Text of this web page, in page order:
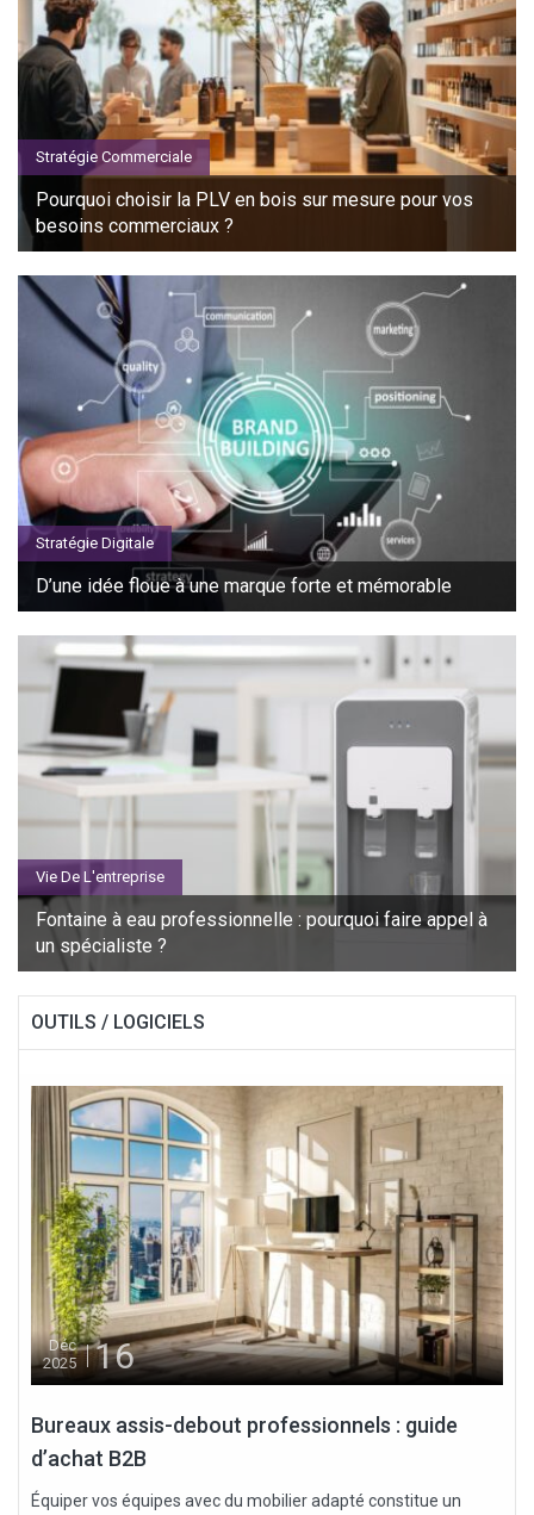
Stratégie Commerciale
Pourquoi choisir la PLV en bois sur mesure pour vos
besoins commerciaux ?
Stratégie Digitale
D’une idée floue à une marque forte et mémorable
Vie De L'entreprise
Fontaine à eau professionnelle : pourquoi faire appel à
un spécialiste ?
OUTILS / LOGICIELS
Déc
2025
16
Bureaux assis-debout professionnels : guide
d’achat B2B
Équiper vos équipes avec du mobilier adapté constitue un